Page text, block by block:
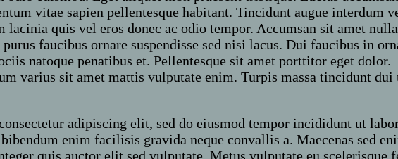
vitae sapien pellentesque habitant. Tincidunt augue interdum
lacinia quis vel eros donec ac odio tempor. Accumsan sit amet nulla
faucibus ornare suspendisse sed nisi lacus. Dui faucibus in
natoque penatibus et. Pellentesque sit amet porttitor eget dolor.
varius sit amet mattis vulputate enim. Turpis massa tincidunt dui
adipiscing elit, sed do eiusmod tempor incididunt ut
enim facilisis gravida neque convallis a. Maecenas sed
quis auctor elit sed vulputate. Metus vulputate eu scelerisque